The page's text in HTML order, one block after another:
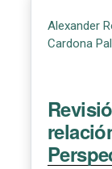
Alexander
Cardona